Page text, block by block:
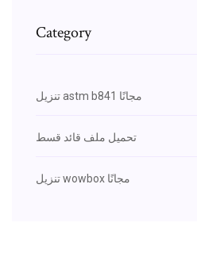
Category
تنزيل astm b841 مجانًا
تحميل ملف قائد قسط
تنزيل wowbox مجانًا